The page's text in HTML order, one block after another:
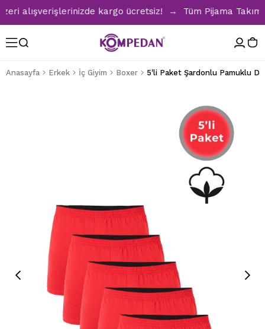
alışverişlerinizde kargo ücretsiz! → Tüm Pijama
Anasayfa Erkek İç Giyim Boxer